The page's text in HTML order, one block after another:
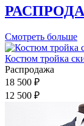
Смотреть больше
Костюм тройка
Распродажа
18 500 ₽
12 500 ₽